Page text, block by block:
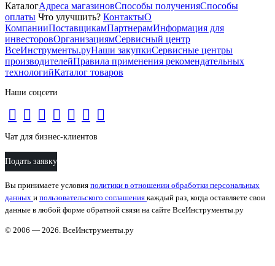
КаталогАдреса магазиновСпособы полученияСпособы
оплаты Что улучшить? КонтактыО
КомпанииПоставщикамПартнерамИнформация для
инвесторовОрганизациямСервисный центр
ВсеИнструменты.руНаши закупкиСервисные центры
производителейПравила применения рекомендательных
технологийКаталог товаров
Наши соцсети
Чат для бизнес-клиентов
Подать заявку
Вы принимаете условия политики в отношении обработки персональных
данных и пользовательского соглашения каждый раз, когда оставляете свои
данные в любой форме обратной связи на сайте ВсеИнструменты.ру
© 2006 — 2026. ВсеИнструменты.ру